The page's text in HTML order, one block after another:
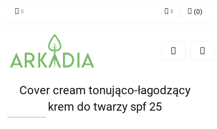
(0)
Cover cream tonująco-łagodzący
krem do twarzy spf 25